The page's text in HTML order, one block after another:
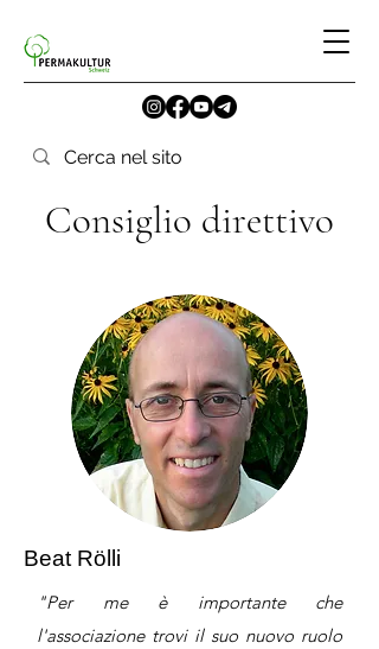
Consiglio direttivo
Beat Rölli
"Per me è importante che
l'associazione trovi il suo nuovo ruolo